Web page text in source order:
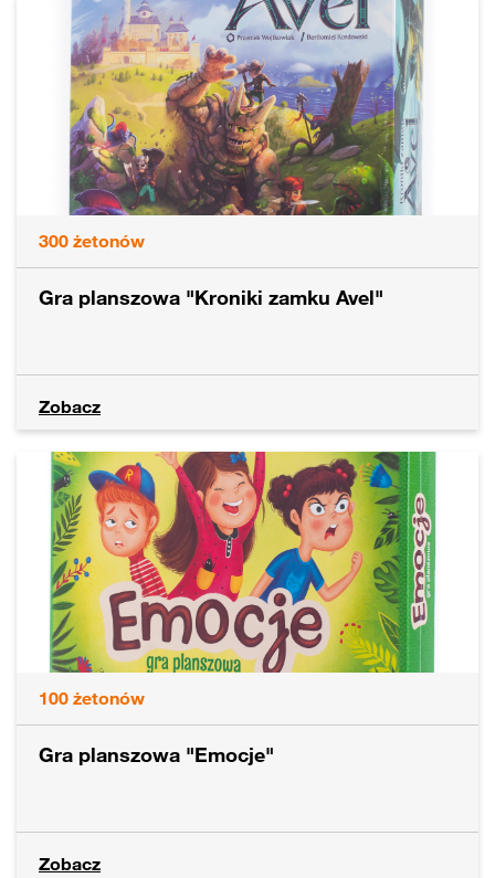
300 żetonów
Gra planszowa "Kroniki zamku Avel"
Zobacz
100 żetonów
Gra planszowa "Emocje"
Zobacz